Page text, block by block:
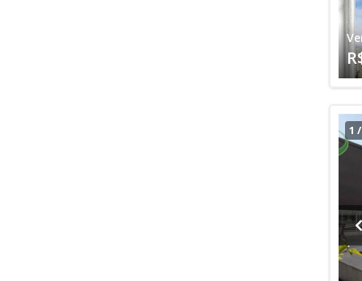
1 /